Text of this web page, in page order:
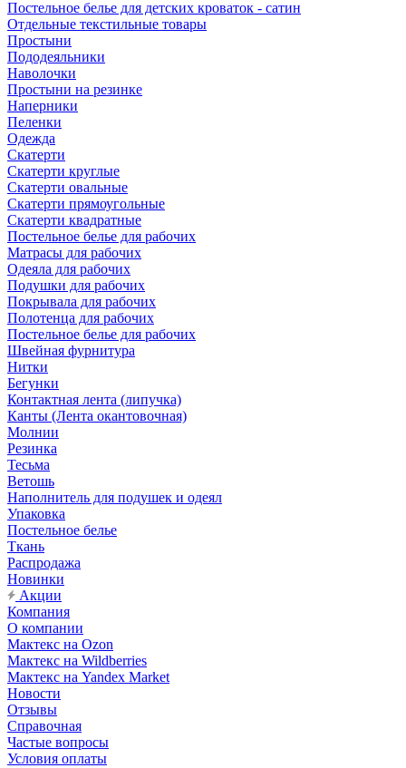
Постельное белье для детских кроваток - сатин
Отдельные текстильные товары
Простыни
Пододеяльники
Наволочки
Простыни на резинке
Наперники
Пеленки
Одежда
Скатерти
Скатерти круглые
Скатерти овальные
Скатерти прямоугольные
Скатерти квадратные
Постельное белье для рабочих
Матрасы для рабочих
Одеяла для рабочих
Подушки для рабочих
Покрывала для рабочих
Полотенца для рабочих
Постельное белье для рабочих
Швейная фурнитура
Нитки
Бегунки
Контактная лента (липучка)
Канты (Лента окантовочная)
Молнии
Резинка
Тесьма
Ветошь
Наполнитель для подушек и одеял
Упаковка
Постельное белье
Ткань
Распродажа
Новинки
Акции
Компания
О компании
Мактекс на Ozon
Мактекс на Wildberries
Мактекс на Yandex Market
Новости
Отзывы
Справочная
Частые вопросы
Условия оплаты